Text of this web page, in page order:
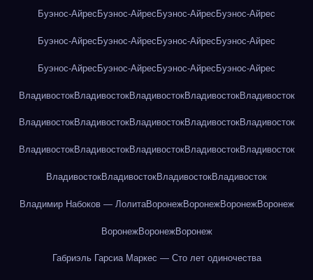
Буэнос-Айрес Буэнос-Айрес Буэнос-Айрес Буэнос-Айрес
Буэнос-Айрес Буэнос-Айрес Буэнос-Айрес Буэнос-Айрес
Буэнос-Айрес Буэнос-Айрес Буэнос-Айрес Буэнос-Айрес
ВладивостокВладивостокВладивостокВладивостокВладивосток
ВладивостокВладивостокВладивостокВладивостокВладивосток
ВладивостокВладивостокВладивостокВладивостокВладивосток
ВладивостокВладивостокВладивостокВладивосток
Владимир Набоков — ЛолитаВоронежВоронежВоронежВоронеж
ВоронежВоронежВоронеж
Габриэль Гарсиа Маркес — Сто лет одиночества